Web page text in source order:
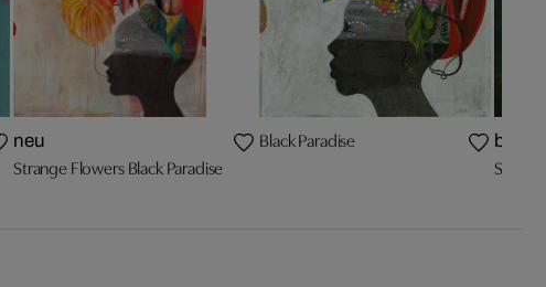
neu
Strange Flowers Black Paradise
Black Paradise